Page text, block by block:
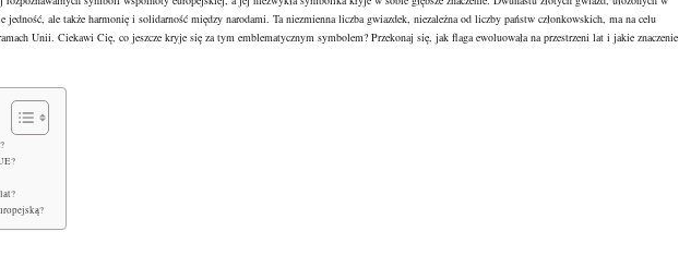
ale także harmonię i solidarność między narodami. Ta niezmienna liczba gwiazdek, niezależna od liczby państw członkowskich, ma na celu
Unii. Ciekawi Cię, co jeszcze kryje się za tym emblematycznym symbolem? Przekonaj się, jak flaga ewoluowała na przestrzeni lat i jakie znaczenie